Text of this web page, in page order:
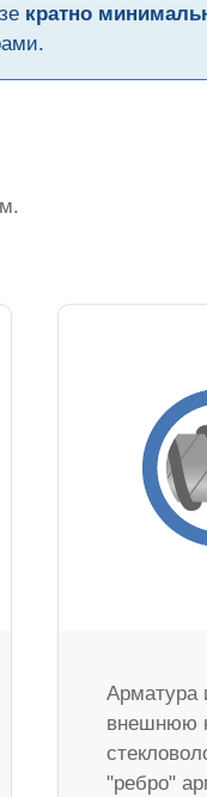
кратно
Арматура
внешнюю
"ребро"